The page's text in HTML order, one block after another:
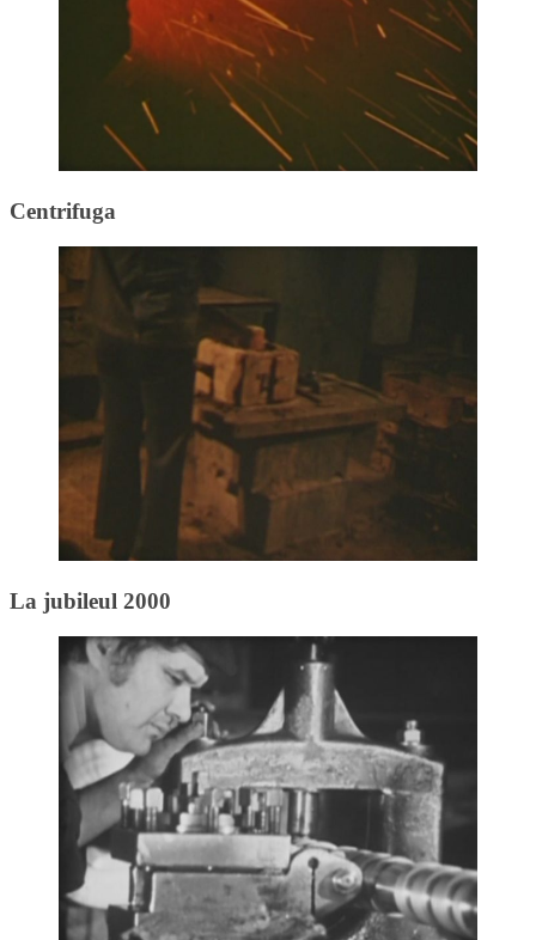
Centrifuga
La jubileul 2000